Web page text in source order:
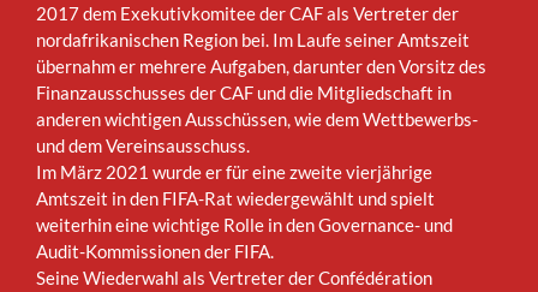
2017 dem Exekutivkomitee der CAF als Vertreter der
nordafrikanischen Region bei. Im Laufe seiner Amtszeit
übernahm er mehrere Aufgaben, darunter den Vorsitz des
Finanzausschusses der CAF und die Mitgliedschaft in
anderen wichtigen Ausschüssen, wie dem Wettbewerbs-
und dem Vereinsausschuss.
Im März 2021 wurde er für eine zweite vierjährige
Amtszeit in den FIFA-Rat wiedergewählt und spielt
weiterhin eine wichtige Rolle in den Governance- und
Audit-Kommissionen der FIFA.
Seine Wiederwahl als Vertreter der Confédération